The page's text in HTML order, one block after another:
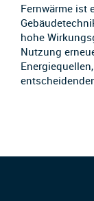
Fernwärme ist
hohe
Nutzung